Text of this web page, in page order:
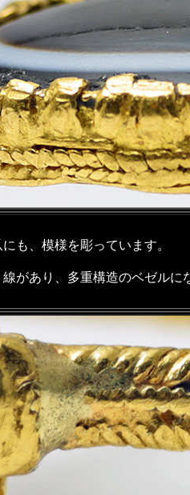
も、模様を彫っています。
があり、多重構造のベゼルに